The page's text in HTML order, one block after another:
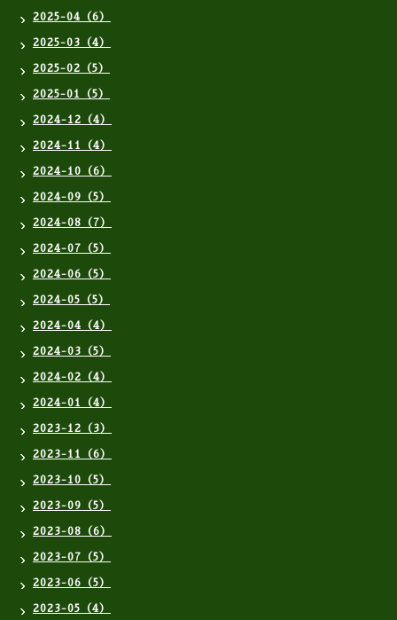
2025-04（6）
2025-03（4）
2025-02（5）
2025-01（5）
2024-12（4）
2024-11（4）
2024-10（6）
2024-09（5）
2024-08（7）
2024-07（5）
2024-06（5）
2024-05（5）
2024-04（4）
2024-03（5）
2024-02（4）
2024-01（4）
2023-12（3）
2023-11（6）
2023-10（5）
2023-09（5）
2023-08（6）
2023-07（5）
2023-06（5）
2023-05（4）